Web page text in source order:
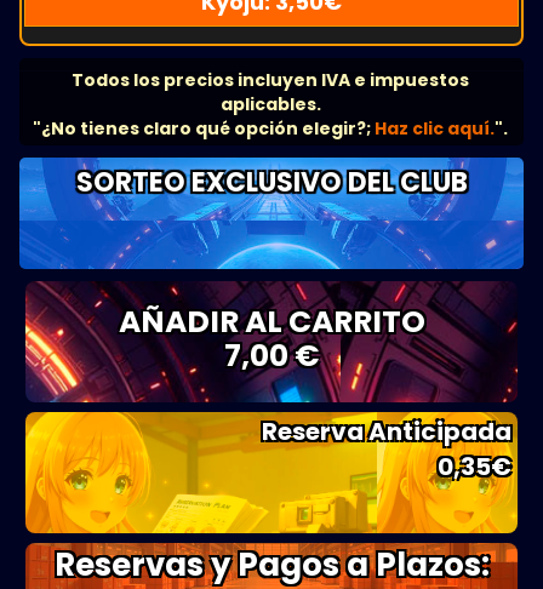
Todos los precios incluyen IVA e impuestos
aplicables.
"¿No tienes claro qué opción elegir?; Haz clic aquí.".
SORTEO EXCLUSIVO DEL CLUB
AÑADIR AL CARRITO
7,00 €
Reserva Anticipada
0,35€
Reservas y Pagos a Plazos: